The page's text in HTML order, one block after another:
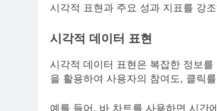
시각적 표현과 주요 성과 지표를 강
시각적 데이터 표현
시각적 데이터 표현은 복잡한 정보
을 활용하여 사용자의 참여도, 클릭
예를 들어, 바 차트를 사용하면 시간